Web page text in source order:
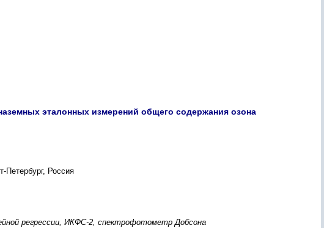
эталонных измерений общего содержания озона
Петербург, Россия
регрессии, ИКФС-2, спектрофотометр Добсона